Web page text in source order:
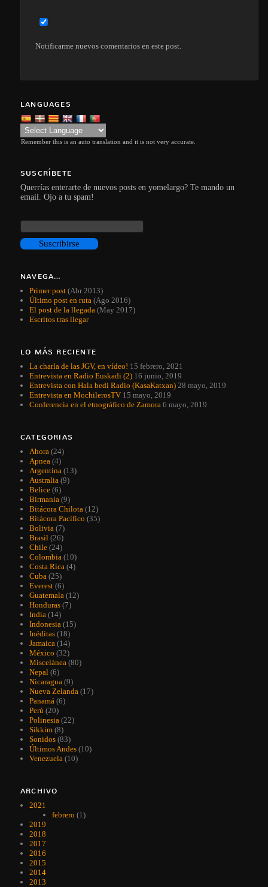
Notificarme nuevos comentarios en este post.
LANGUAGES
Remember this is an auto translation and it is not very accurate.
SUSCRÍBETE
Querrías enterarte de nuevos posts en yomelargo? Te mando un
email. Ojo a tu spam!
NAVEGA…
Primer post (Abr 2013)
Último post en ruta (Ago 2016)
El post de la llegada (May 2017)
Escritos tras llegar
LO MÁS RECIENTE
La charla de las JGV, en vídeo! 15 febrero, 2021
Entrevista en Radio Euskadi (2) 16 junio, 2019
Entrevista con Hala bedi Radio (KasaKatxan) 28 mayo, 2019
Entrevista en MochilerosTV 15 mayo, 2019
Conferencia en el etnográfico de Zamora 6 mayo, 2019
CATEGORIAS
Ahora (24)
Apnea (4)
Argentina (13)
Australia (9)
Belice (6)
Birmania (9)
Bitácora Chilota (12)
Bitácora Pacífico (35)
Bolivia (7)
Brasil (26)
Chile (24)
Colombia (10)
Costa Rica (4)
Cuba (25)
Everest (6)
Guatemala (12)
Honduras (7)
India (14)
Indonesia (15)
Inéditas (18)
Jamaica (14)
México (32)
Miscelánea (80)
Nepal (6)
Nicaragua (9)
Nueva Zelanda (17)
Panamá (6)
Perú (20)
Polinesia (22)
Sikkim (8)
Sonidos (83)
Últimos Andes (10)
Venezuela (10)
ARCHIVO
2021
febrero (1)
2019
2018
2017
2016
2015
2014
2013